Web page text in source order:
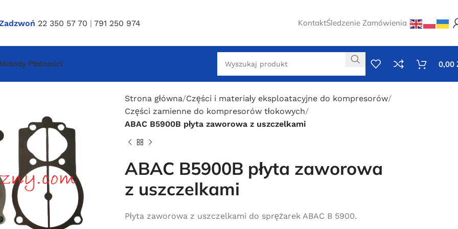
22 350 57 70 |791 250 974 KontaktŚledzenie Zamówienia
Metody Płatności 0,00
Strona główna Części i materiały eksploatacyjne do kompresorów
Części zamienne do kompresorów tłokowych
ABAC B5900B płyta zaworowa z uszczelkami
ABAC B5900B płyta zaworowa
z uszczelkami
Płyta zaworowa z uszczelkami do sprężarek ABAC B 5900.